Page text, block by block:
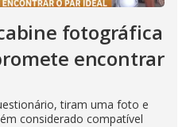
fotográfica
encontrar
tiram uma foto e
considerado compatível